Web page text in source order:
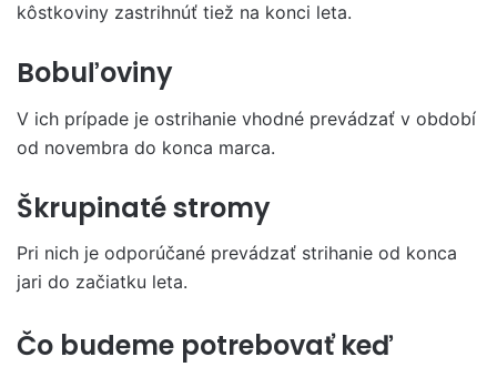
kôstkoviny zastrihnúť tiež na konci leta.
Bobuľoviny
V ich prípade je ostrihanie vhodné prevádzať v období
od novembra do konca marca.
Škrupinaté stromy
Pri nich je odporúčané prevádzať strihanie od konca
jari do začiatku leta.
Čo budeme potrebovať keď